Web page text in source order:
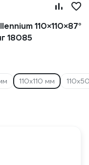
110×110×87°
18085
110х110 мм